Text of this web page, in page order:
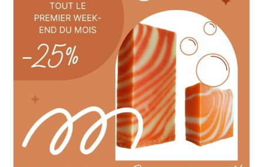
Le
22
Juin